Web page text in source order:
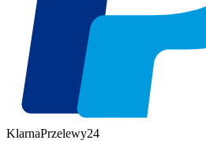
KlarnaPrzelewy24